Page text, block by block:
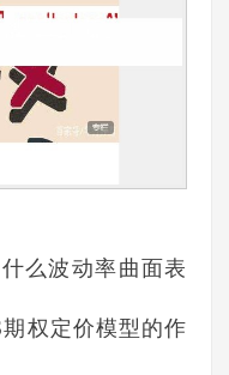
么波动率曲面表
期权定价模型的作